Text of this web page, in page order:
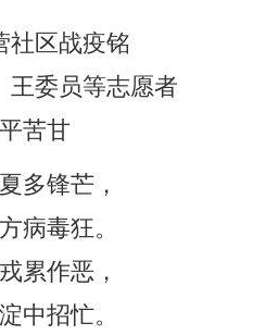
社区战疫铭
委员等志愿者
苦甘
多锋芒，
病毒狂。
累作恶，
中招忙。